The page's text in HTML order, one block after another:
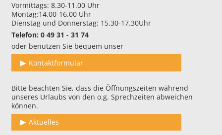
Vormittags: 8.30-11.00 Uhr
Montag:14.00-16.00 Uhr
Dienstag und Donnerstag: 15.30-17.30Uhr
Telefon: 0 49 31 - 31 74
oder benutzen Sie bequem unser
Kontaktformular
Bitte beachten Sie, dass die Öffnungszeiten während
unseres Urlaubs von den o.g. Sprechzeiten abweichen
können.
Aktuelles